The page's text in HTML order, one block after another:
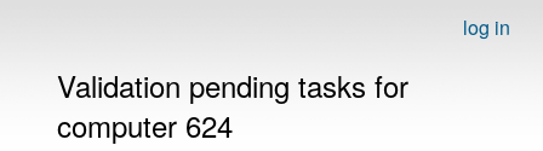
log in
Validation pending tasks for
computer 624